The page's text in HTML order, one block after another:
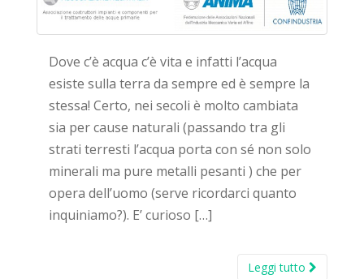
Dove c’è acqua c’è vita e infatti l’acqua
esiste sulla terra da sempre ed è sempre la
stessa! Certo, nei secoli è molto cambiata
sia per cause naturali (passando tra gli
strati terresti l’acqua porta con sé non solo
minerali ma pure metalli pesanti ) che per
opera dell’uomo (serve ricordarci quanto
inquiniamo?). E’ curioso […]
Leggi tutto